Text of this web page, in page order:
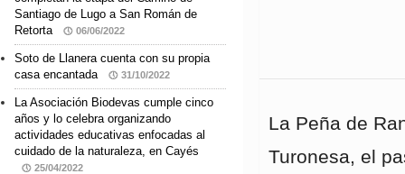
La Peña de
Turonesa, el
Santiago de Lugo a San Román de
Retorta
06/06/2022
Soto de Llanera cuenta con su propia
casa encantada
31/10/2022
La Asociación Biodevas cumple cinco
años y lo celebra organizando
actividades educativas enfocadas al
cuidado de la naturaleza, en Cayés
25/04/2022